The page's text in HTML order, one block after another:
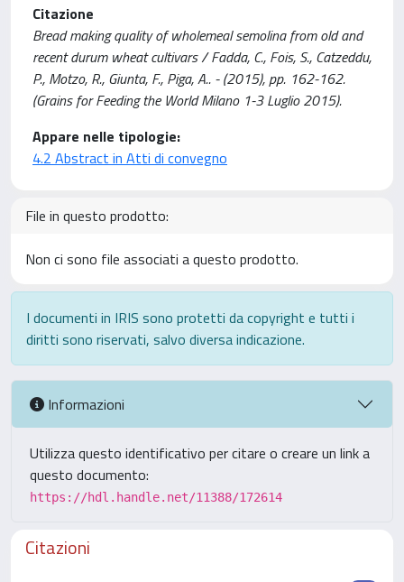
Citazione
Bread making quality of wholemeal semolina from old and
recent durum wheat cultivars / Fadda, C., Fois, S., Catzeddu,
P., Motzo, R., Giunta, F., Piga, A.. - (2015), pp. 162-162.
(Grains for Feeding the World Milano 1-3 Luglio 2015).
Appare nelle tipologie:
4.2 Abstract in Atti di convegno
File in questo prodotto:
Non ci sono file associati a questo prodotto.
I documenti in IRIS sono protetti da copyright e tutti i
diritti sono riservati, salvo diversa indicazione.
Informazioni
Utilizza questo identificativo per citare o creare un link a
questo documento:
https://hdl.handle.net/11388/172614
Citazioni